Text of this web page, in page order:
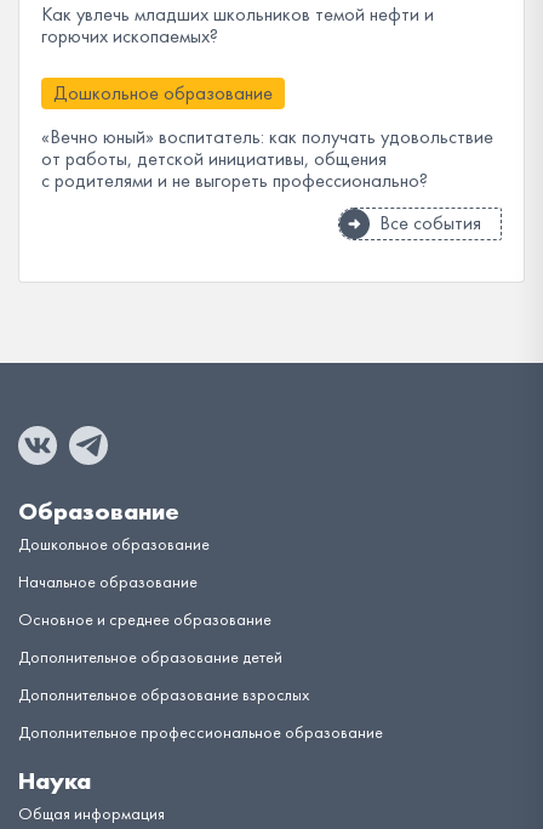
Как увлечь младших школьников темой нефти и
горючих ископаемых?
Дошкольное образование
«Вечно юный» воспитатель: как получать удовольствие
от работы, детской инициативы, общения
с родителями и не выгореть профессионально?
Все события
Образование
Дошкольное образование
Начальное образование
Основное и среднее образование
Дополнительное образование детей
Дополнительное образование взрослых
Дополнительное профессиональное образование
Наука
Общая информация